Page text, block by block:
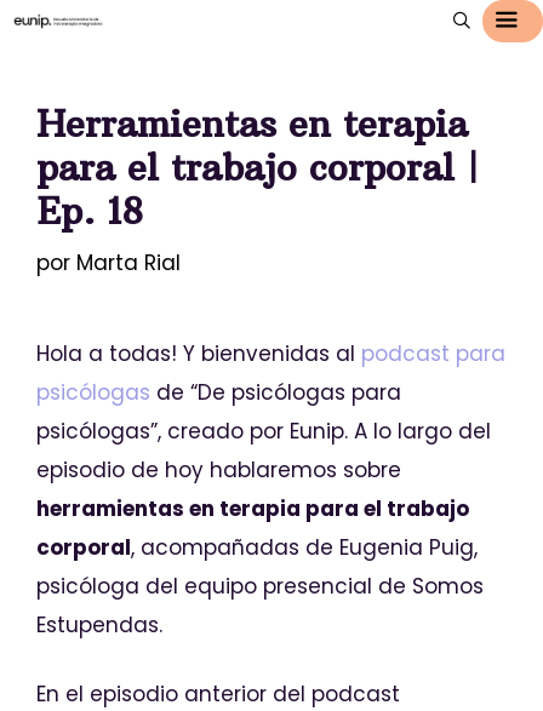
Herramientas en terapia
para el trabajo corporal |
Ep. 18
por Marta Rial
Hola a todas! Y bienvenidas al podcast para
psicólogas de “De psicólogas para
psicólogas”, creado por Eunip. A lo largo del
episodio de hoy hablaremos sobre
herramientas en terapia para el trabajo
corporal, acompañadas de Eugenia Puig,
psicóloga del equipo presencial de Somos
Estupendas.
En el episodio anterior del podcast